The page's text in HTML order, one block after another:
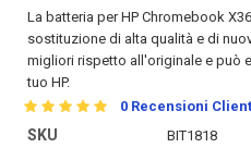
La batteria per HP Chromebook
sostituzione di alta qualità e di
migliori rispetto all'originale e può
tuo HP.
0 Recensioni
SKU BIT1818